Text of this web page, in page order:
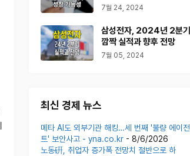
7월 24, 2024
삼성전자, 2024년 2분기
깜짝 실적과 향후 전망
7월 05, 2024
최신 경제 뉴스
메타 AI도 외부기관 해킹…세 번째 '불량 에이전
트' 보안사고 - yna.co.kr- 8/6/2026
노동硏, 취업자 증가폭 전망치 절반으로 하